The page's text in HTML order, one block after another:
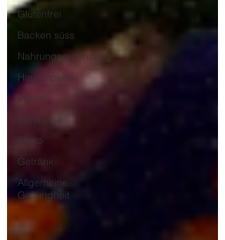
Glutenfrei
Backen süss
Nahrungsergänzung
Hauptspeise
Vorrat
Vorspeise
Phyto
Getränk
Allgemeine
Gesundheit